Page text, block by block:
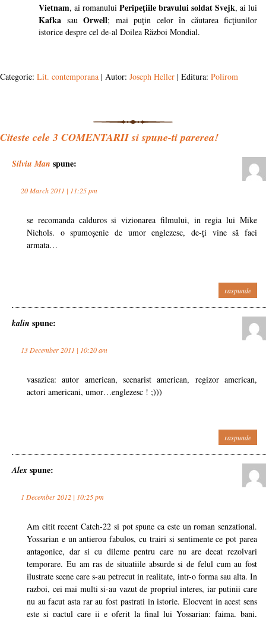
Vietnam, ai romanului Peripeţiile bravului soldat Svejk, ai lui
Kafka sau Orwell; mai puţin celor în căutarea ficţiunilor
istorice despre cel de-al Doilea Război Mondial.
Categorie: Lit. contemporana | Autor: Joseph Heller | Editura: Polirom
Citeste cele3 COMENTARII si spune-ti parerea!
Silviu Man spune:
20 March 2011 | 11:25 pm
se recomanda calduros si vizionarea filmului, in regia lui Mike
Nichols. o spumoșenie de umor englezesc, de-ți vine să faci
armata…
raspunde
kalin spune:
13 December 2011 | 10:20 am
vasazica: autor american, scenarist american, regizor american,
actori americani, umor…englezesc ! ;)))
raspunde
Alex spune:
1 December 2012 | 10:25 pm
Am citit recent Catch-22 si pot spune ca este un roman senzational.
Yossarian e un antierou fabulos, cu trairi si sentimente ce pot parea
antagonice, dar si cu dileme pentru care nu are decat rezolvari
temporare. Eu am ras de situatiile absurde si de felul cum au fost
ilustrate scene care s-au petrecut in realitate, intr-o forma sau alta. In
razboi, cei mai multi si-au vazut de propriul interes, iar putinii care
nu au facut asta rar au fost pastrati in istorie. Elocvent in acest sens
este si pactul care ii e oferit la final lui Yossarian: faima, bani,